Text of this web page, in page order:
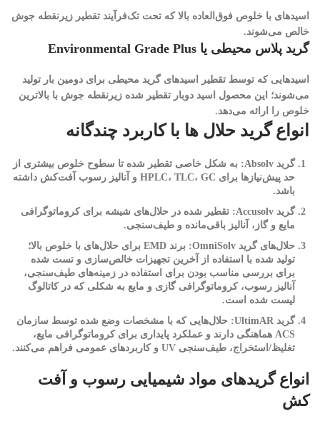
اسیدهای با خلوص فوق‌العاده بالا که تحت تک‌فرآیند تقطیر زیرنقطه جوش
خالص می‌شوند.
گرید پلاس محیطی یا Environmental Grade Plus
اسیدهایی که توسط تقطیر اسیدهای گرید محیطی برای دومین بار تولید
می‌شوند؛ این محصول اسید دوبار تقطیر شده زیرنقطه جوش با بالاترین
خلوص را ارائه می‌دهد.
انواع گرید حلال ها با کاربرد چندگانه
گرید Absolv
: به شکل خاصی تقطیر شده تا سطوح خلوص بیشتری از
حد پیش‌نیازها برای HPLC، TLC، GC و آنالیز رسوب آفت‌کش داشته
باشد.
گرید Accusolv
: تقطیر شده در حلال‌های شیشه برای کروماتوگرافی
مایع و گاز، آنالیز باقی‌مانده و طیف‌سنجی.
حلال‌های گرید OmniSolv
: برند EMD برای حلال‌های با خلوص بالا؛
تولید شده با استفاده از آخرین تجهیزات خالص‌سازی و تست شده
برای بررسی مناسب بودن برای استفاده در زمینه‌های طیف‌سنجی،
آنالیز رسوب، کروماتوگرافی گازی و مایع به شکلی که در کاتالوگ
لیست شده است.
گرید UltimAR
: حلال‌هایی که با مشخصات وضع شده توسط سازمان
ACS هماهنگی دارند و عملکرد پایداری برای کروماتوگرافی مایع،
تغلیظ/استخراج، طیف‌سنجی UV و کاربردهای عمومی فراهم می‌کنند.
انواع گریدهای مواد شیمیایی رسوب و آفت
کش